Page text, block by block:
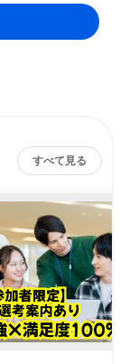
すべて見る